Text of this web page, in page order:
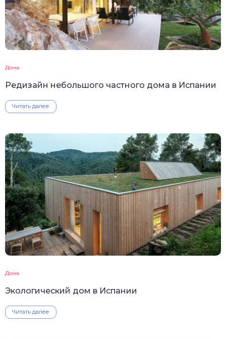
Дома
Редизайн небольшого частного дома в Испании
Читать далее
Дома
Экологический дом в Испании
Читать далее